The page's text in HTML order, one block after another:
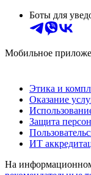
Боты для
Мобильное
Этика и
Оказание
Защита
ИТ
На